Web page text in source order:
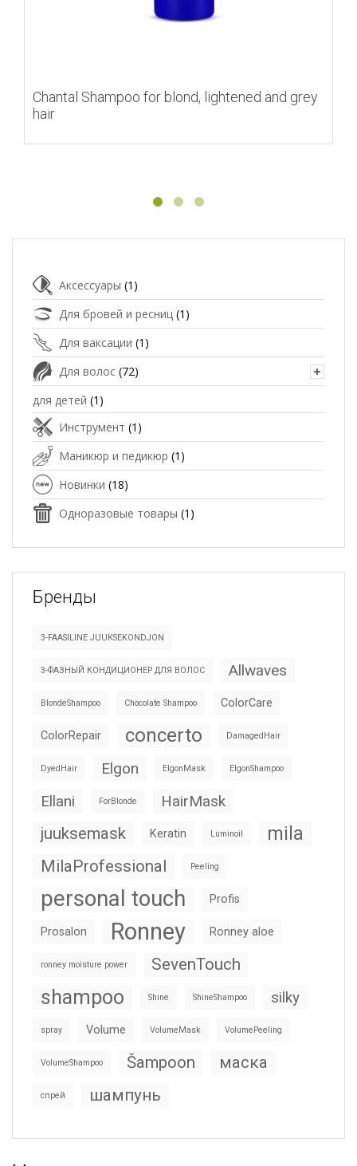
Chantal Shampoo for blond, lightened and grey
hair
Аксессуары (1)
Для бровей и ресниц (1)
Для ваксации (1)
Для волос (72)
для детей (1)
Инструмент (1)
Маникюр и педикюр (1)
Новинки (18)
Одноразовые товары (1)
Бренды
3-FAASILINE JUUKSEKONDJON
3-ФАЗНЫЙ КОНДИЦИОНЕР ДЛЯ ВОЛОС Allwaves
BlondeShampoo Chocolate Shampoo ColorCare
ColorRepair concerto DamagedHair
DyedHair Elgon ElgonMask ElgonShampoo
Ellani ForBlonde HairMask
juuksemask Keratin Luminoil mila
MilaProfessional Peeling
personal touch Profis
Prosalon Ronney Ronney aloe
ronney moisture power SevenTouch
shampoo Shine ShineShampoo silky
spray Volume VolumeMask VolumePeeling
VolumeShampoo Šampoon маска
спрей шампунь